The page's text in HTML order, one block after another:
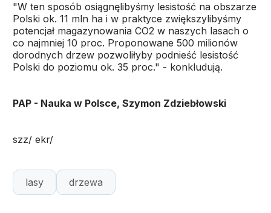
"W ten sposób osiągnęlibyśmy lesistość na obszarze
Polski ok. 11 mln ha i w praktyce zwiększylibyśmy
potencjał magazynowania CO2 w naszych lasach o
co najmniej 10 proc. Proponowane 500 milionów
dorodnych drzew pozwoliłyby podnieść lesistość
Polski do poziomu ok. 35 proc." - konkludują.
PAP - Nauka w Polsce, Szymon Zdziebłowski
szz/ ekr/
lasy drzewa